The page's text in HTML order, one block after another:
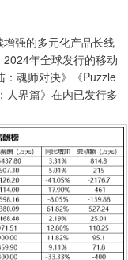
强的多元化产品长线
年全球发行的移动
：魂师对决》《Puzzle
人界篇》在内已发行多